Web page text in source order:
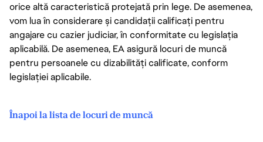
orice altă caracteristică protejată prin lege. De asemenea,
vom lua în considerare și candidații calificați pentru
angajare cu cazier judiciar, în conformitate cu legislația
aplicabilă. De asemenea, EA asigură locuri de muncă
pentru persoanele cu dizabilități calificate, conform
legislației aplicabile.
Înapoi la lista de locuri de muncă